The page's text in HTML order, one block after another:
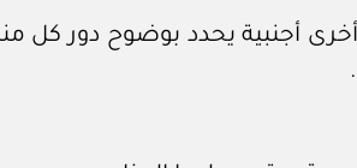
أجنبية يحدد بوضوح دور كل